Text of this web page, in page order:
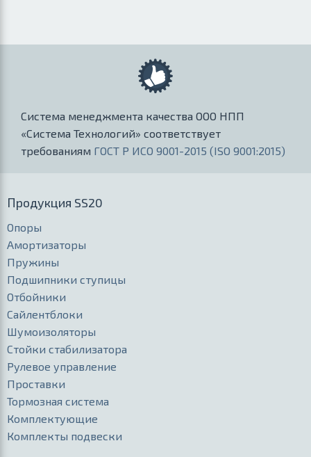
Система менеджмента качества ООО НПП
«Система Технологий» соответствует
требованиям ГОСТ Р ИСО 9001-2015 (ISO 9001:2015)
Продукция SS20
Опоры
Амортизаторы
Пружины
Подшипники ступицы
Отбойники
Сайлентблоки
Шумоизоляторы
Стойки стабилизатора
Рулевое управление
Проставки
Тормозная система
Комплектующие
Комплекты подвески